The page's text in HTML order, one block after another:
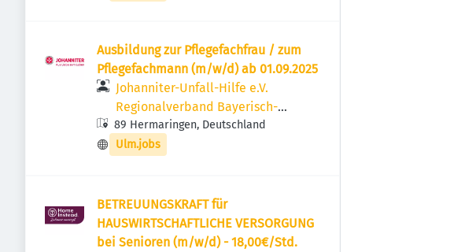
Ausbildung zur Pflegefachfrau / zum
Pflegefachmann (m/w/d) ab 01.09.2025
Johanniter-Unfall-Hilfe e.V.
Regionalverband Bayerisch-
Schwaben
89 Hermaringen, Deutschland
Ulm.jobs
BETREUUNGSKRAFT für
HAUSWIRTSCHAFTLICHE VERSORGUNG
bei Senioren (m/w/d) - 18,00€/Std.